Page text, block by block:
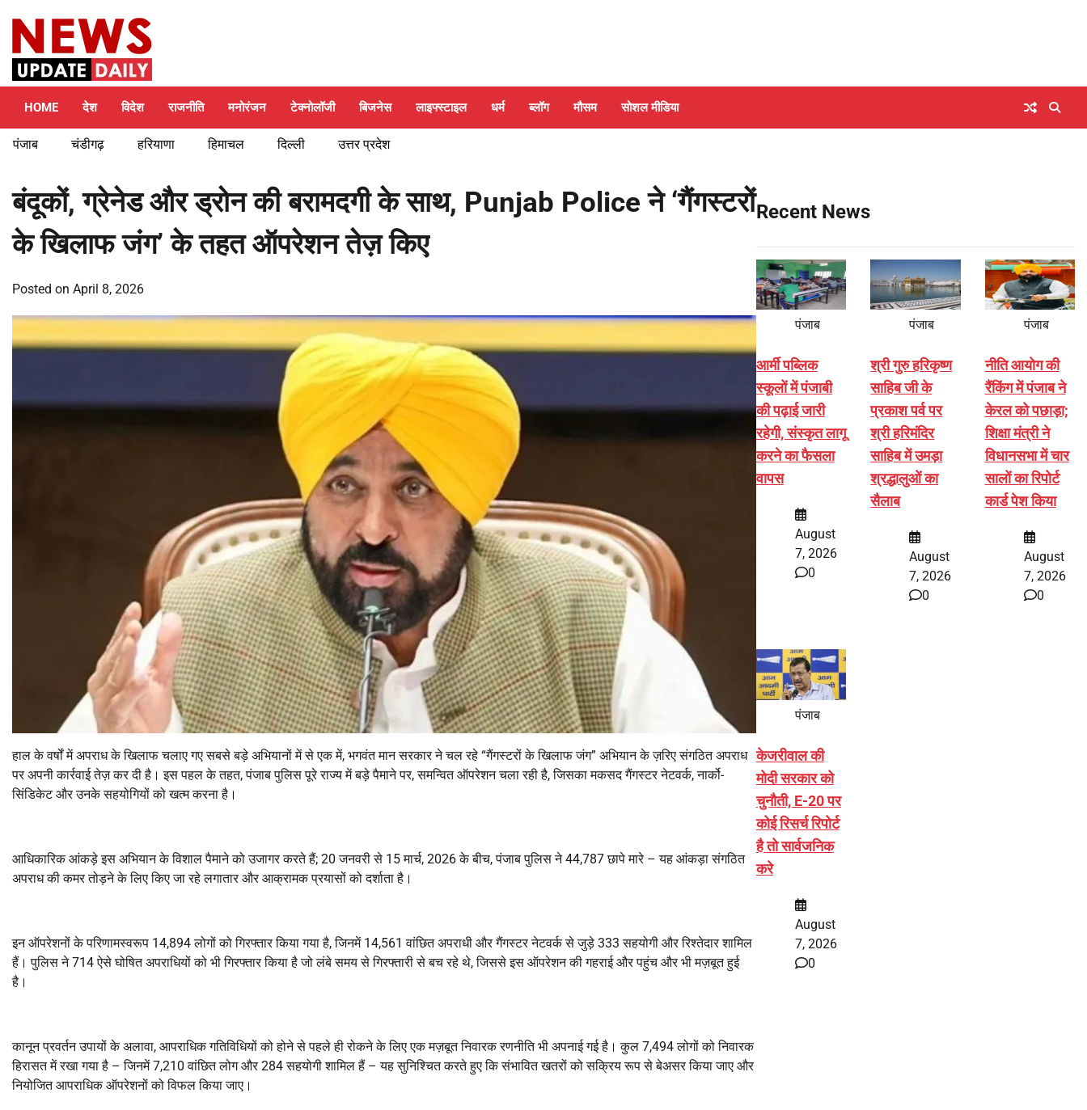
content
HOME देश विदेश राजनीति मनोरंजन टेक्नोलॉजी बिजनेस लाइफ्स्टाइल धर्म ब्लॉग मौसम सोशल मीडिया
पंजाब चंडीगढ़ हरियाणा हिमाचल दिल्ली उत्तर प्रदेश
बंदूकों, ग्रेनेड और ड्रोन की बरामदगी के साथ, Punjab Police ने ‘गैंगस्टरों
के खिलाफ जंग’ के तहत ऑपरेशन तेज़ किए
Posted on April 8, 2026
हाल के वर्षों में अपराध के खिलाफ चलाए गए सबसे बड़े अभियानों में से एक में, भगवंत मान सरकार ने चल रहे “गैंगस्टरों के खिलाफ जंग” अभियान के ज़रिए संगठित अपराध
पर अपनी कार्रवाई तेज़ कर दी है। इस पहल के तहत, पंजाब पुलिस पूरे राज्य में बड़े पैमाने पर, समन्वित ऑपरेशन चला रही है, जिसका मकसद गैंगस्टर नेटवर्क, नार्को-
सिंडिकेट और उनके सहयोगियों को खत्म करना है।
आधिकारिक आंकड़े इस अभियान के विशाल पैमाने को उजागर करते हैं; 20 जनवरी से 15 मार्च, 2026 के बीच, पंजाब पुलिस ने 44,787 छापे मारे – यह आंकड़ा संगठित
अपराध की कमर तोड़ने के लिए किए जा रहे लगातार और आक्रामक प्रयासों को दर्शाता है।
इन ऑपरेशनों के परिणामस्वरूप 14,894 लोगों को गिरफ्तार किया गया है, जिनमें 14,561 वांछित अपराधी और गैंगस्टर नेटवर्क से जुड़े 333 सहयोगी और रिश्तेदार शामिल
हैं। पुलिस ने 714 ऐसे घोषित अपराधियों को भी गिरफ्तार किया है जो लंबे समय से गिरफ्तारी से बच रहे थे, जिससे इस ऑपरेशन की गहराई और पहुंच और भी मज़बूत हुई
है।
कानून प्रवर्तन उपायों के अलावा, आपराधिक गतिविधियों को होने से पहले ही रोकने के लिए एक मज़बूत निवारक रणनीति भी अपनाई गई है। कुल 7,494 लोगों को निवारक
हिरासत में रखा गया है – जिनमें 7,210 वांछित लोग और 284 सहयोगी शामिल हैं – यह सुनिश्चित करते हुए कि संभावित खतरों को सक्रिय रूप से बेअसर किया जाए और
नियोजित आपराधिक ऑपरेशनों को विफल किया जाए।
Recent News
पंजाब
आर्मी पब्लिक
स्कूलों में पंजाबी
की पढ़ाई जारी
रहेगी, संस्कृत लागू
करने का फैसला
वापस
August
7, 2026
0
पंजाब
श्री गुरु हरिकृष्ण
साहिब जी के
प्रकाश पर्व पर
श्री हरिमंदिर
साहिब में उमड़ा
श्रद्धालुओं का
सैलाब
August
7, 2026
0
पंजाब
नीति आयोग की
रैंकिंग में पंजाब ने
केरल को पछाड़ा;
शिक्षा मंत्री ने
विधानसभा में चार
सालों का रिपोर्ट
कार्ड पेश किया
August
7, 2026
0
पंजाब
केजरीवाल की
मोदी सरकार को
चुनौती, E-20 पर
कोई रिसर्च रिपोर्ट
है तो सार्वजनिक
करे
August
7, 2026
0